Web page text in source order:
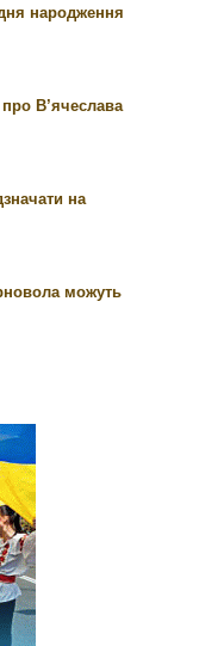
дня народження
В’ячеслава
на
можуть